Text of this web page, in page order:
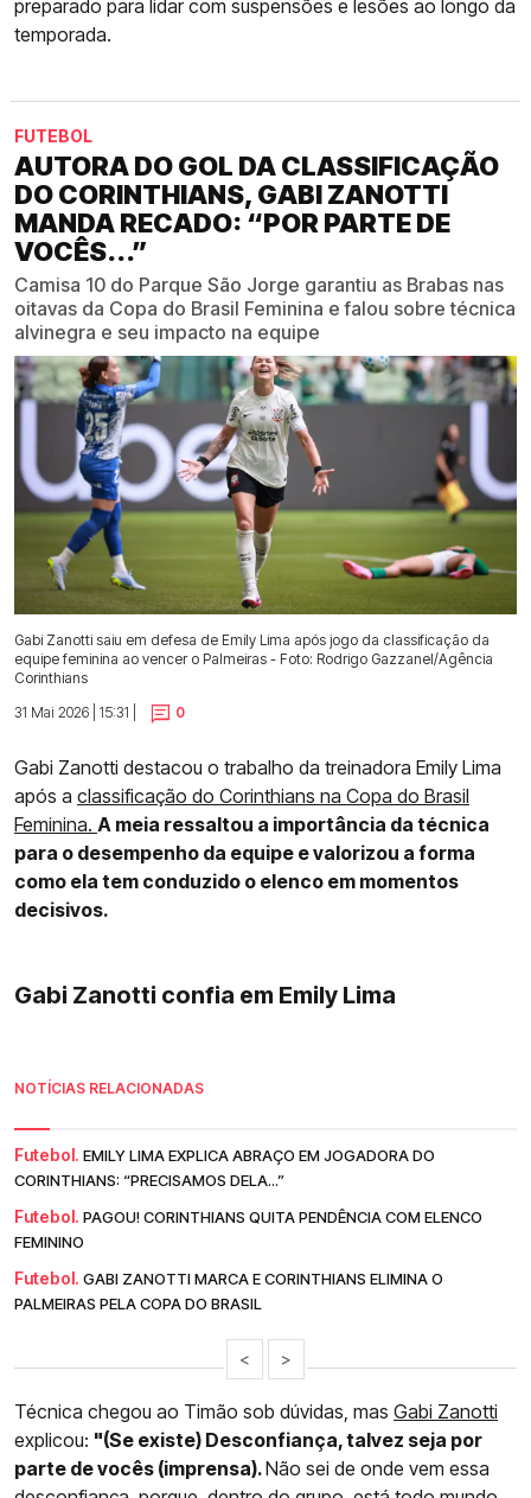
preparado para lidar com suspensões e lesões ao longo da
temporada.
FUTEBOL
AUTORA DO GOL DA CLASSIFICAÇÃO
DO CORINTHIANS, GABI ZANOTTI
MANDA RECADO: “POR PARTE DE
VOCÊS...”
Camisa 10 do Parque São Jorge garantiu as Brabas nas
oitavas da Copa do Brasil Feminina e falou sobre técnica
alvinegra e seu impacto na equipe
Gabi Zanotti saiu em defesa de Emily Lima após jogo da classificação da
equipe feminina ao vencer o Palmeiras - Foto: Rodrigo Gazzanel/Agência
Corinthians
31 Mai 2026 | 15:31 |
0
Gabi Zanotti destacou o trabalho da treinadora Emily Lima
após a classificação do Corinthians na Copa do Brasil
Feminina. A meia ressaltou a importância da técnica
para o desempenho da equipe e valorizou a forma
como ela tem conduzido o elenco em momentos
decisivos.
Gabi Zanotti confia em Emily Lima
NOTÍCIAS RELACIONADAS
Futebol. EMILY LIMA EXPLICA ABRAÇO EM JOGADORA DO
CORINTHIANS: “PRECISAMOS DELA...”
Futebol. PAGOU! CORINTHIANS QUITA PENDÊNCIA COM ELENCO
FEMININO
Futebol. GABI ZANOTTI MARCA E CORINTHIANS ELIMINA O
PALMEIRAS PELA COPA DO BRASIL
< >
Técnica chegou ao Timão sob dúvidas, mas Gabi Zanotti
explicou: "(Se existe) Desconfiança, talvez seja por
parte de vocês (imprensa).Não sei de onde vem essa